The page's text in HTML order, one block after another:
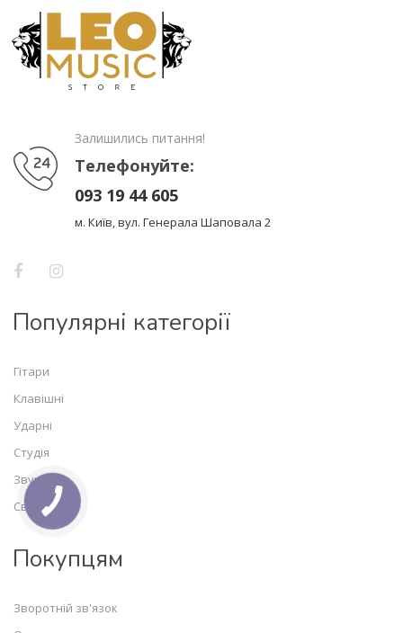
Залишились питання!
Телефонуйте:
093 19 44 605
м. Київ, вул. Генерала Шаповала 2
Популярні категорії
Гітари
Клавішні
Ударні
Студія
Звук
Світло
Покупцям
Зворотній зв'язок